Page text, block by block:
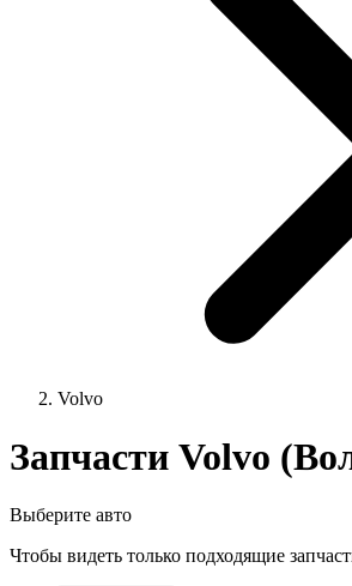
Volvo
Запчасти Volvo
Выберите авто
Чтобы видеть только подходящие